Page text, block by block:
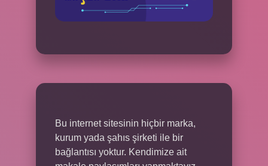
Bu internet sitesinin hiçbir marka,
kurum yada şahıs şirketi ile bir
bağlantısı yoktur. Kendimize ait